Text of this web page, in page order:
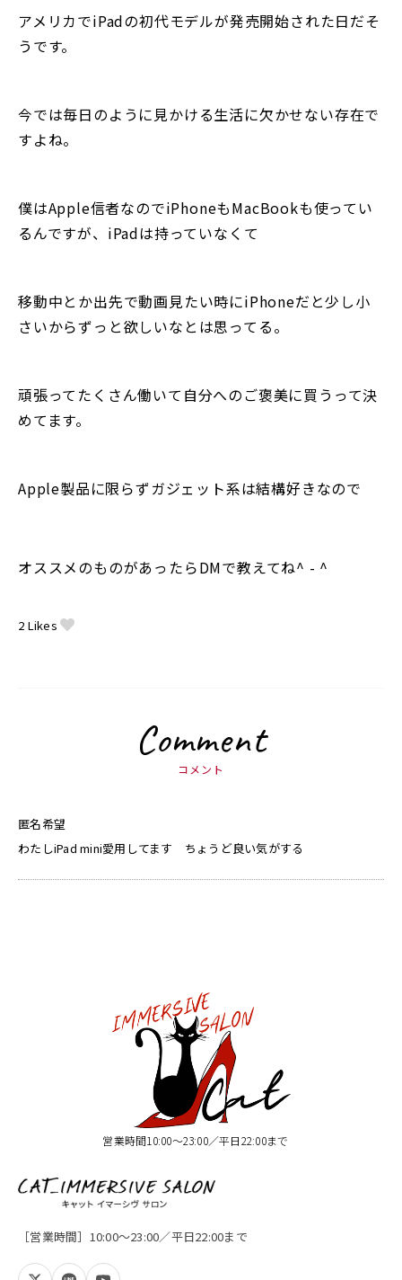
アメリカでiPadの初代モデルが発売開始された日だそ
うです。
今では毎日のように見かける生活に欠かせない存在で
すよね。
僕はApple信者なのでiPhoneもMacBookも使ってい
るんですが、iPadは持っていなくて
移動中とか出先で動画見たい時にiPhoneだと少し小
さいからずっと欲しいなとは思ってる。
頑張ってたくさん働いて自分へのご褒美に買うって決
めてます。
Apple製品に限らずガジェット系は結構好きなので
オススメのものがあったらDMで教えてね^ - ^
2 Likes
Comment
コメント
匿名希望
わたしiPad mini愛用してます ちょうど良い気がする
営業時間10:00〜23:00／平日22:00まで
［営業時間］10:00〜23:00／平日22:00まで